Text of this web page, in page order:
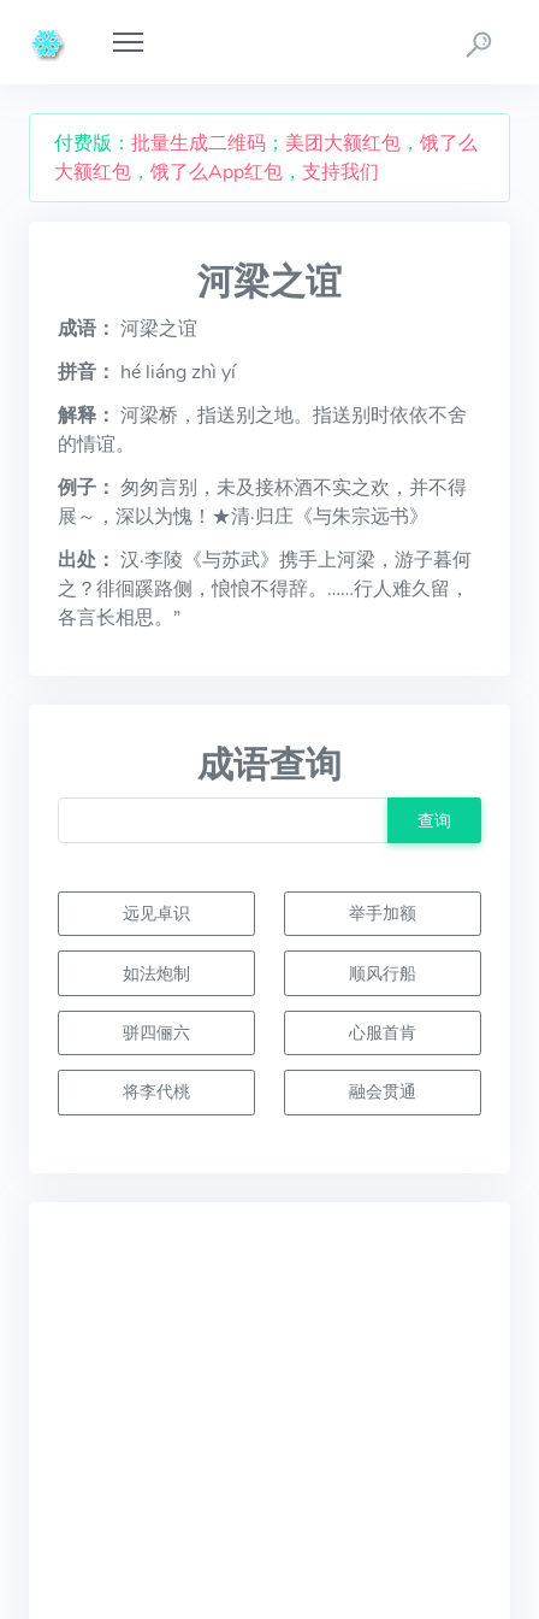
付费版： 批量生成二维码 ； 美团大额红包 ， 饿了么
大额红包 ， 饿了么App红包 ， 支持我们
河梁之谊
成语： 河梁之谊
拼音： hé liáng zhì yí
解释： 河梁桥，指送别之地。指送别时依依不舍
的情谊。
例子： 匆匆言别，未及接杯酒不实之欢，并不得
展～，深以为愧！★清·归庄《与朱宗远书》
出处： 汉·李陵《与苏武》携手上河梁，游子暮何
之？徘徊蹊路侧，悢悢不得辞。……行人难久留，
各言长相思。”
成语查询
查询
远见卓识 举手加额
如法炮制 顺风行船
骈四俪六 心服首肯
将李代桃 融会贯通